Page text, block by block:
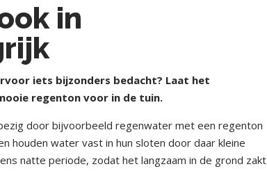
in
iets bijzonders bedacht? Laat het
regenton voor in de tuin.
door bijvoorbeeld regenwater met een regenton
houden water vast in hun sloten door daar kleine
natte periode, zodat het langzaam in de grond zakt